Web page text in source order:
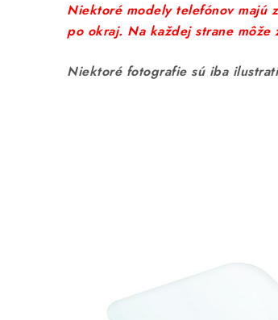
Niektoré modely telefónov majú
po okraj. Na každej strane môže
Niektoré fotografie sú iba